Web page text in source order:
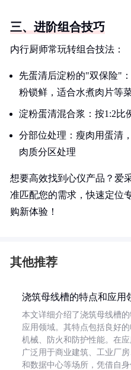
三、进阶组合技巧
内行厨师常玩转组合技法：
先蛋清后淀粉的"双保险"
粉锁鲜，适合水煮肉片等
淀粉蛋清混合浆：按1:2比
分部位处理：瘦肉用蛋清
肉质分区处理
想要高效找到心仪产品？爱
准匹配您的需求，快速定位
购新体验！
其他推荐
浇筑母线槽的特点和应用
本文详细介绍了浇筑母线槽的
应用领域。其特点包括良好的
机械、防火和防护性能。在应
广泛用于商业建筑、工业厂
和数据中心等场所，凭借自